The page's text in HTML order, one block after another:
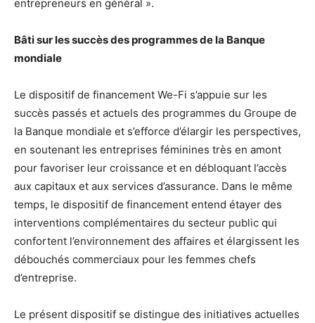
entrepreneurs en général ».
Bâti sur les succès des programmes de la Banque
mondiale
Le dispositif de financement We-Fi s’appuie sur les
succès passés et actuels des programmes du Groupe de
la Banque mondiale et s’efforce d’élargir les perspectives,
en soutenant les entreprises féminines très en amont
pour favoriser leur croissance et en débloquant l’accès
aux capitaux et aux services d’assurance. Dans le même
temps, le dispositif de financement entend étayer des
interventions complémentaires du secteur public qui
confortent l’environnement des affaires et élargissent les
débouchés commerciaux pour les femmes chefs
d’entreprise.
Le présent dispositif se distingue des initiatives actuelles